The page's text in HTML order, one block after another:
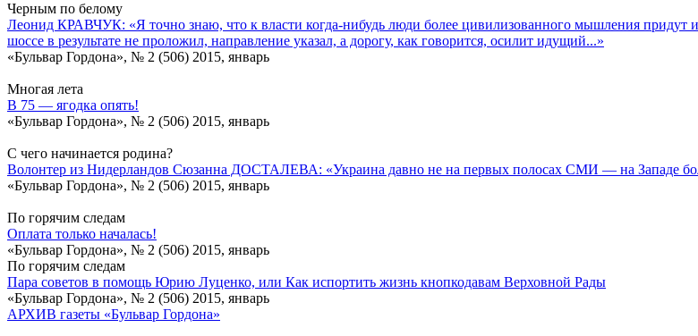
Черным по белому
Леонид КРАВЧУК: «Я точно знаю, что к власти когда-нибудь люди более цивилизованного мышления придут
шоссе в результате не проложил, направление указал, а дорогу, как говорится, осилит идущий...»
«Бульвар Гордона», № 2 (506) 2015, январь
Многая лета
В 75 — ягодка опять!
«Бульвар Гордона», № 2 (506) 2015, январь
C чего начинается родина?
Волонтер из Нидерландов Сюзанна ДОСТАЛЕВА: «Украина давно не на первых полосах СМИ — на Западе
«Бульвар Гордона», № 2 (506) 2015, январь
По горячим следам
Оплата только началась!
«Бульвар Гордона», № 2 (506) 2015, январь
По горячим следам
Пара советов в помощь Юрию Луценко, или Как испортить жизнь кнопкодавам Верховной Рады
«Бульвар Гордона», № 2 (506) 2015, январь
АРХИВ газеты «Бульвар Гордона»